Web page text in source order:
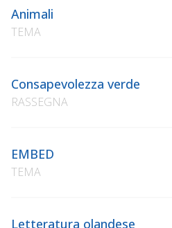
Animali
TEMA
Consapevolezza verde
RASSEGNA
EMBED
TEMA
Letteratura olandese